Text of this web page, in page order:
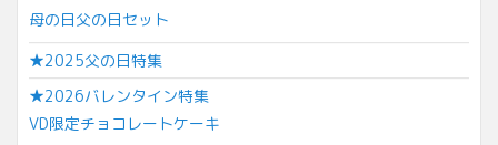
母の日父の日セット
★2025父の日特集
★2026バレンタイン特集
VD限定チョコレートケーキ